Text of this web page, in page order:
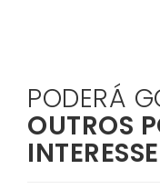
PODERÁ
OUTROS